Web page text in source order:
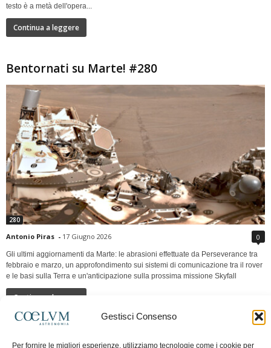
Gestisci Consenso
Per fornire le migliori esperienze, utilizziamo tecnologie come i cookie per
testo è a metà dell'opera...
Continua a leggere
Bentornati su Marte! #280
280
Antonio Piras - 17 Giugno 2026 0
Gli ultimi aggiornamenti da Marte: le abrasioni effettuate da Perseverance tra
febbraio e marzo, un approfondimento sui sistemi di comunicazione tra il rover
e le basi sulla Terra e un'anticipazione sulla prossima missione Skyfall
Continua a leggere